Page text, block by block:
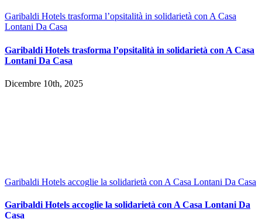
Garibaldi Hotels trasforma l’opsitalità in solidarietà con A Casa
Lontani Da Casa
Garibaldi Hotels trasforma l’opsitalità in solidarietà con A Casa
Lontani Da Casa
Dicembre 10th, 2025
Garibaldi Hotels accoglie la solidarietà con A Casa Lontani Da Casa
Garibaldi Hotels accoglie la solidarietà con A Casa Lontani Da
Casa